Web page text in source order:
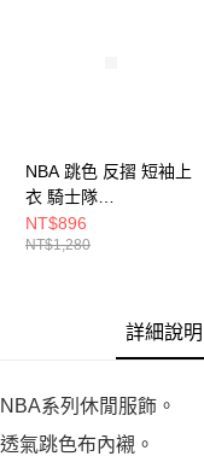
NBA 跳色 反摺 短袖上
衣 騎士隊
3525105320
NT$896
NT$1,280
詳細說明
NBA系列休閒服飾。
透氣跳色布內襯。